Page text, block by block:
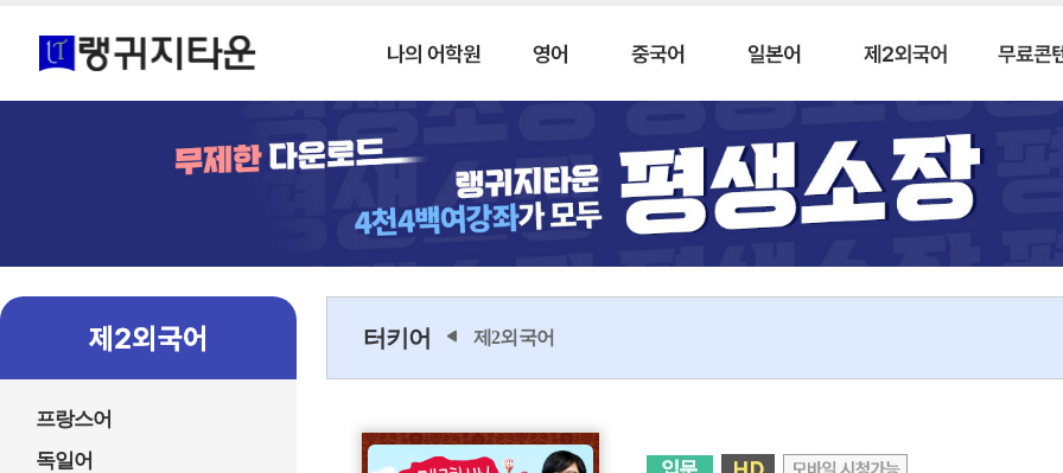
프랑스어
독일어
터키어 제2외국어